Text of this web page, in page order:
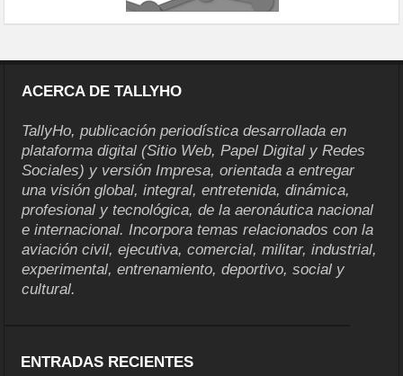
ACERCA DE TALLYHO
TallyHo, publicación periodística desarrollada en
plataforma digital (Sitio Web, Papel Digital y Redes
Sociales) y versión Impresa, orientada a entregar
una visión global, integral, entretenida, dinámica,
profesional y tecnológica, de la aeronáutica nacional
e internacional. Incorpora temas relacionados con la
aviación civil, ejecutiva, comercial, militar, industrial,
experimental, entrenamiento, deportivo, social y
cultural.
ENTRADAS RECIENTES